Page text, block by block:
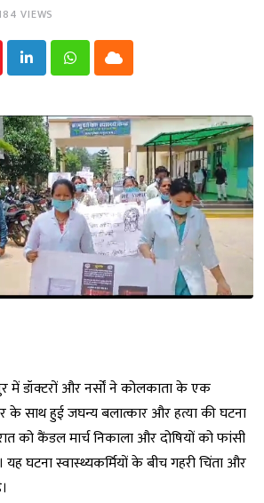
VIEWS
LinkedInWhatsappCloud
में डॉक्टरों और नर्सों ने कोलकाता के एक
के साथ हुई जघन्य बलात्कार और हत्या की घटना
को कैंडल मार्च निकाला और दोषियों को फांसी
घटना स्वास्थ्यकर्मियों के बीच गहरी चिंता और